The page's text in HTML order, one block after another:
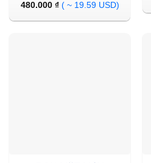
480.000 ₫ ( ~ 19.59 USD)